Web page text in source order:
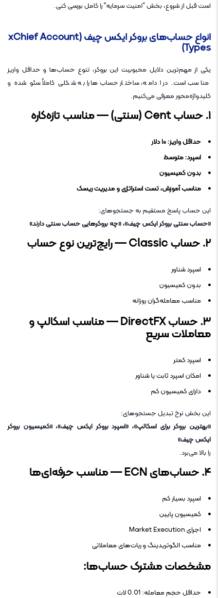
است قبل از شروع، بخش “امنیت سرمایه” را کامل بررسی کنی.
انواع حساب‌های بروکر ایکس چیف (xChief Account
Types)
یکی از مهم‌ترین دلایل محبوبیت این بروکر، تنوع حساب‌ها و حداقل واریز
مناسب است. در ادامه، ساختار حساب‌ها را به شکلی کاملاً سئو شده و
کلیدواژه‌محور معرفی می‌کنیم.
۱. حساب Cent (سنتی) — مناسب تازه‌کاره
حداقل واریز: ۱۰ دلار
اسپرد: متوسط
بدون کمیسیون
مناسب آموزش، تست استراتژی و مدیریت ریسک
این حساب پاسخ مستقیم به جستجوهای:
«حساب سنتی بروکر ایکس چیف»، «چه بروکرهایی حساب سنتی دارند»
۲. حساب Classic — رایج‌ترین نوع حساب
اسپرد شناور
بدون کمیسیون
مناسب معامله‌گران روزانه
۳. حساب DirectFX — مناسب اسکالپ و
معاملات سریع
اسپرد کمتر
امکان اسپرد ثابت یا شناور
دارای کمیسیون کم
این بخش نرخ تبدیل جستجوهای:
«بهترین بروکر برای اسکالپ»، «اسپرد بروکر ایکس چیف»، «کمیسیون بروکر
ایکس چیف»
را بالا می‌برد.
۴. حساب‌های ECN — مناسب حرفه‌ای‌ها
اسپرد بسیار کم
کمیسیون پایین
اجرای Market Execution
مناسب الگوتریدینگ و ربات‌های معاملاتی
مشخصات مشترک حساب‌ها:
حداقل حجم معامله: 0.01 لات